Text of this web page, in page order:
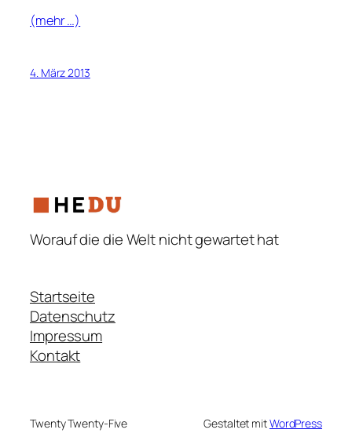
(mehr …)
4. März 2013
Worauf die die Welt nicht gewartet hat
Startseite
Datenschutz
Impressum
Kontakt
Twenty Twenty-Five Gestaltet mitWordPress